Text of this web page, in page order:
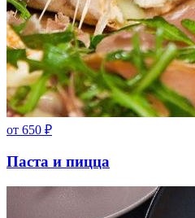
от 650 ₽
Паста и пицца